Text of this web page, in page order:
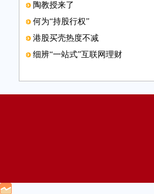
陶教授来了
何为“持股行权”
港股买壳热度不减
细辨“一站式”互联网理财